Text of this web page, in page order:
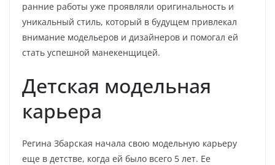
ранние работы уже проявляли оригинальность и
уникальный стиль, который в будущем привлекал
внимание модельеров и дизайнеров и помогал ей
стать успешной манекенщицей.
Детская модельная
карьера
Регина Збарская начала свою модельную карьеру
еще в детстве, когда ей было всего 5 лет. Ее